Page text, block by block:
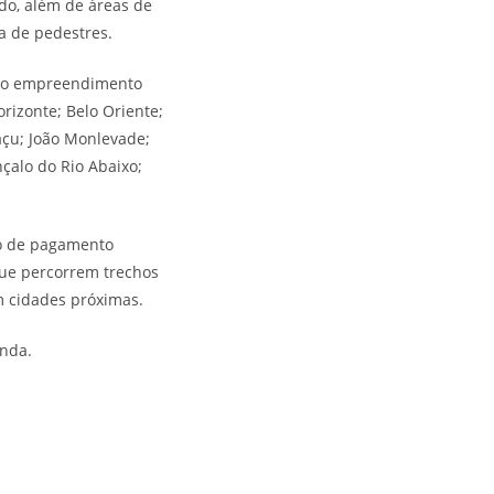
além de áreas de
de pedestres.
empreendimento
Belo Oriente;
João Monlevade;
do Rio Abaixo;
de pagamento
percorrem trechos
cidades próximas.